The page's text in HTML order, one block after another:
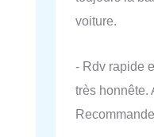
voiture.
- Rdv rapide
très honnête.
Recommande.